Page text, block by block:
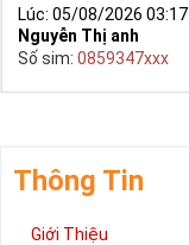
Lúc: 05/08/2026 03:17
Nguyễn Thị anh
Số sim: 0859347xxx
Thông Tin
Giới Thiệu